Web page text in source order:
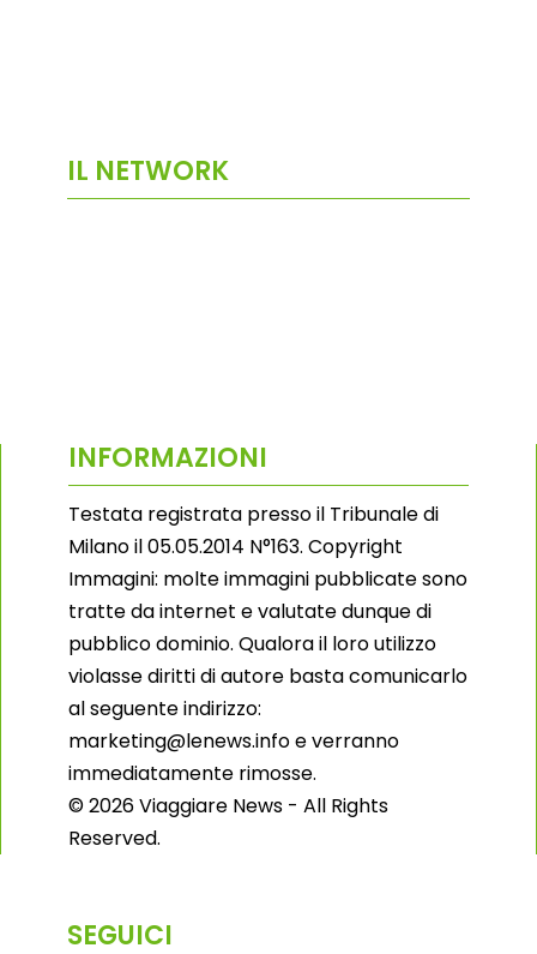
IL NETWORK
INFORMAZIONI
Testata registrata presso il Tribunale di
Milano il 05.05.2014 N°163. Copyright
Immagini: molte immagini pubblicate sono
tratte da internet e valutate dunque di
pubblico dominio. Qualora il loro utilizzo
violasse diritti di autore basta comunicarlo
al seguente indirizzo:
marketing@lenews.info e verranno
immediatamente rimosse.
© 2026 Viaggiare News - All Rights
Reserved.
SEGUICI